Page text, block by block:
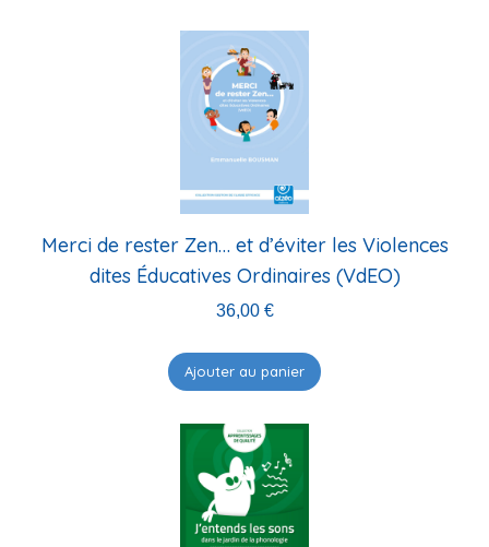
Merci de rester Zen… et d’éviter les Violences
dites Éducatives Ordinaires (VdEO)
36,00 €
Ajouter au panier